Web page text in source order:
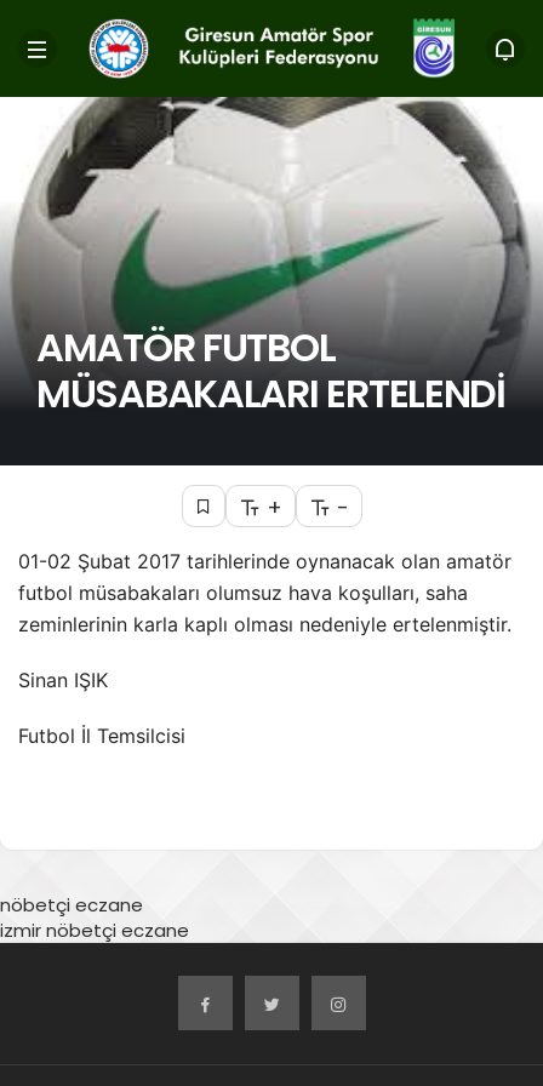
AMATÖR FUTBOL
MÜSABAKALARI ERTELENDİ
+ -
01-02 Şubat 2017 tarihlerinde oynanacak olan amatör
futbol müsabakaları olumsuz hava koşulları, saha
zeminlerinin karla kaplı olması nedeniyle ertelenmiştir.
Sinan IŞIK
Futbol İl Temsilcisi
nöbetçi eczane
izmir nöbetçi eczane